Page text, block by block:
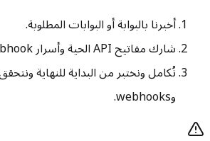
أخبرنا بالبوابة أو البوابات المطلوبة.
شارك مفاتيح API الحية وأسرار webhook بأمان.
نُكامل ونختبر من البداية للنهاية
وwebhooks.